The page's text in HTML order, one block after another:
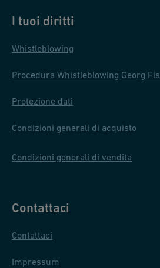
I tuoi diritti
Whistleblowing
Procedura Whistleblowing Georg
Protezione dati
Condizioni generali di acquisto
Condizioni generali di vendita
Contattaci
Contattaci
Impressum